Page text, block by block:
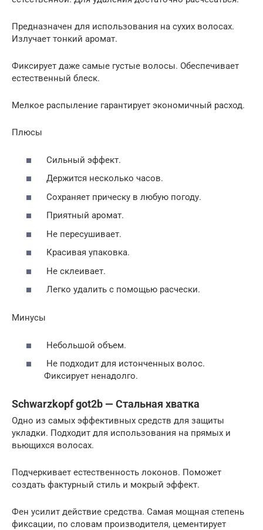
Предназначен для использования на сухих волосах.
Излучает тонкий аромат.
Фиксирует даже самые густые волосы. Обеспечивает
естественный блеск.
Мелкое распыление гарантирует экономичный расход.
Плюсы
Сильный эффект.
Держится несколько часов.
Сохраняет прическу в любую погоду.
Приятный аромат.
Не пересушивает.
Красивая упаковка.
Не склеивает.
Легко удалить с помощью расчески.
Минусы
Небольшой объем.
Не подходит для истонченных волос.
Фиксирует ненадолго.
Schwarzkopf got2b — Стальная хватка
Одно из самых эффективных средств для защиты
укладки. Подходит для использования на прямых и
вьющихся волосах.
Подчеркивает естественность локонов. Поможет
создать фактурный стиль и мокрый эффект.
Фен усилит действие средства. Самая мощная степень
фиксации, по словам производителя, цементирует